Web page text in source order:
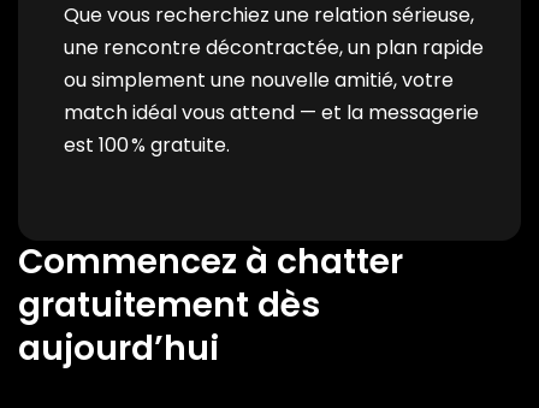
Que vous recherchiez une relation sérieuse,
une rencontre décontractée, un plan rapide
ou simplement une nouvelle amitié, votre
match idéal vous attend — et la messagerie
est 100 % gratuite.
Commencez à chatter
gratuitement dès
aujourd’hui